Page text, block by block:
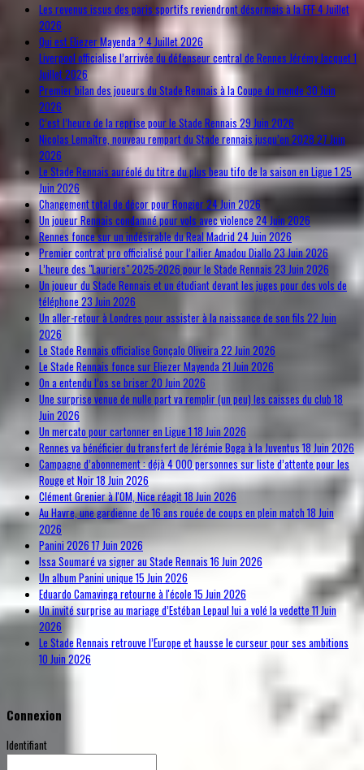
Les revenus issus des paris sportifs reviendront désormais à la FFF4 Juillet
2026
Qui est Eliezer Mayenda ?4 Juillet 2026
Liverpool officialise l’arrivée du défenseur central de Rennes Jérémy Jacquet1
Juillet 2026
Premier bilan des joueurs du Stade Rennais à la Coupe du monde 30 Juin
2026
C’est l’heure de la reprise pour le Stade Rennais 29 Juin 2026
Nicolas Lemaître, nouveau rempart du Stade rennais jusqu’en 2028 27 Juin
2026
Le Stade Rennais auréolé du titre du plus beau tifo de la saison en Ligue 125
Juin 2026
Changement total de décor pour Rongier24 Juin 2026
Un joueur Rennais condamné pour vols avec violence24 Juin 2026
Rennes fonce sur un indésirable du Real Madrid24 Juin 2026
Premier contrat pro officialisé pour l’ailier Amadou Diallo23 Juin 2026
L’heure des "Lauriers" 2025-2026 pour le Stade Rennais 23 Juin 2026
Un joueur du Stade Rennais et un étudiant devant les juges pour des vols de
téléphone 23 Juin 2026
Un aller-retour à Londres pour assister à la naissance de son fils 22 Juin
2026
Le Stade Rennais officialise Gonçalo Oliveira 22 Juin 2026
Le Stade Rennais fonce sur Eliezer Mayenda 21 Juin 2026
On a entendu l’os se briser20 Juin 2026
Une surprise venue de nulle part va remplir (un peu) les caisses du club 18
Juin 2026
Un mercato pour cartonner en Ligue 1 18 Juin 2026
Rennes va bénéficier du transfert de Jérémie Boga à la Juventus18 Juin 2026
Campagne d’abonnement : déjà 4 000 personnes sur liste d’attente pour les
Rouge et Noir18 Juin 2026
Clément Grenier à l'OM, Nice réagit18 Juin 2026
Au Havre, une gardienne de 16 ans rouée de coups en plein match 18 Juin
2026
Panini 202617 Juin 2026
Issa Soumaré va signer au Stade Rennais16 Juin 2026
Un album Panini unique15 Juin 2026
Eduardo Camavinga retourne à l'école 15 Juin 2026
Un invité surprise au mariage d’Estéban Lepaul lui a volé la vedette11 Juin
2026
Le Stade Rennais retrouve l’Europe et hausse le curseur pour ses ambitions
10 Juin 2026
Connexion
Identifiant